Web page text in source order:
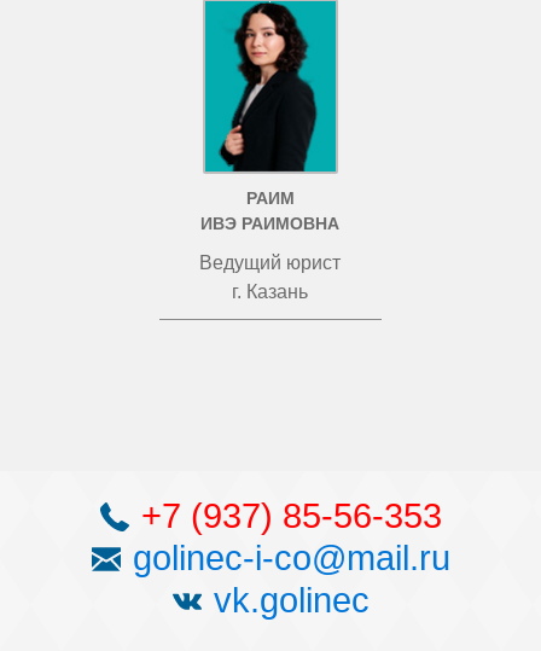
РАИМ
ИВЭ РАИМОВНА
Ведущий юрист
г. Казань
+7 (937) 85-56-353
golinec-i-co@mail.ru
vk.golinec